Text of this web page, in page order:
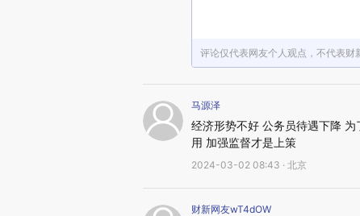
评论仅代表网友个人观点，不代表财
马源泽
经济形势不好 公务员待遇下降
用 加强监督才是上策
2024-03-02 08:43 · 北京
财新网友wT4dOW